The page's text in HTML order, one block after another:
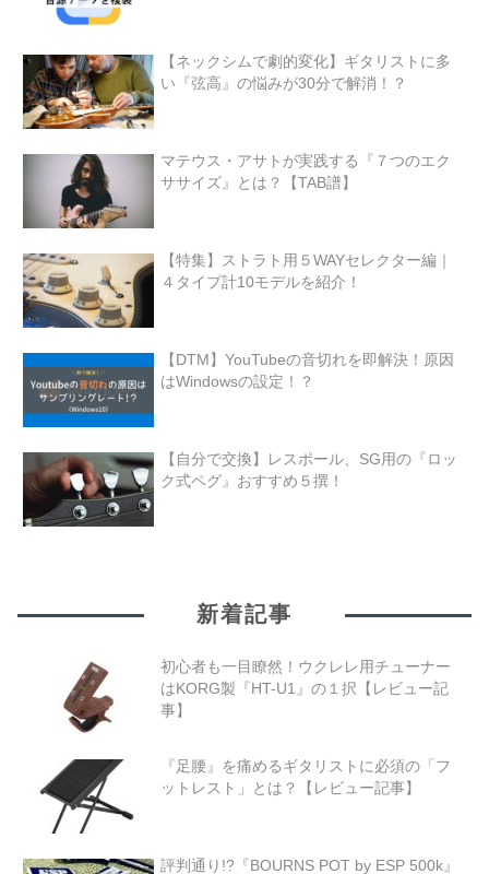
【ネックシムで劇的変化】ギタリストに多
い『弦高』の悩みが30分で解消！？
マテウス・アサトが実践する『７つのエク
ササイズ』とは？【TAB譜】
【特集】ストラト用５WAYセレクター編｜
４タイプ計10モデルを紹介！
【DTM】YouTubeの音切れを即解決！原因
はWindowsの設定！？
【自分で交換】レスポール、SG用の『ロッ
ク式ペグ』おすすめ５撰！
新着記事
初心者も一目瞭然！ウクレレ用チューナー
はKORG製『HT-U1』の１択【レビュー記
事】
『足腰』を痛めるギタリストに必須の「フ
ットレスト」とは？【レビュー記事】
評判通り!?『BOURNS POT by ESP 500k』